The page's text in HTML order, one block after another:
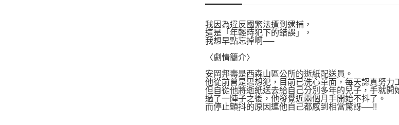
我因為違反國繁法遭到逮捕，
這是「年輕時犯下的錯誤」，
我想早點忘掉啊──
〈劇情簡介〉
安岡邦壽是西森山區公所的逝紙配送員。
他從前曾是思想犯，目前已洗心革面，每天認真努力
但自從他將逝紙送去給自己分別多年的兒子，手就開
過了一陣子之後，他發覺近兩個月手開始不抖了。
而停止顫抖的原因連他自己都感到相當驚訝──!!